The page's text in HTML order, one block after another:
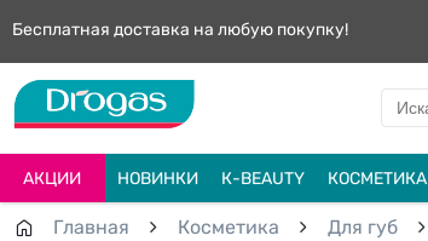
Бесплатная доставка на любую покупку!
АКЦИИ НОВИНКИ К-BEAUTY КОСМЕТИКА
Главная Косметика Для губ